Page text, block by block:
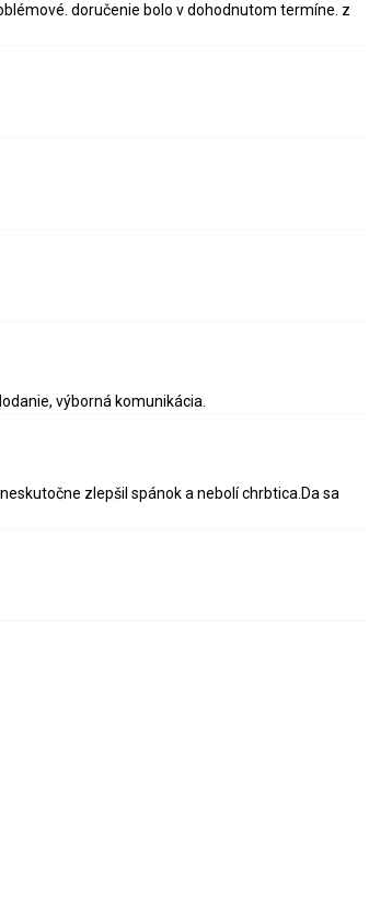
doručenie bolo v dohodnutom termíne. z
výborná komunikácia.
zlepšil spánok a nebolí chrbtica.Da sa